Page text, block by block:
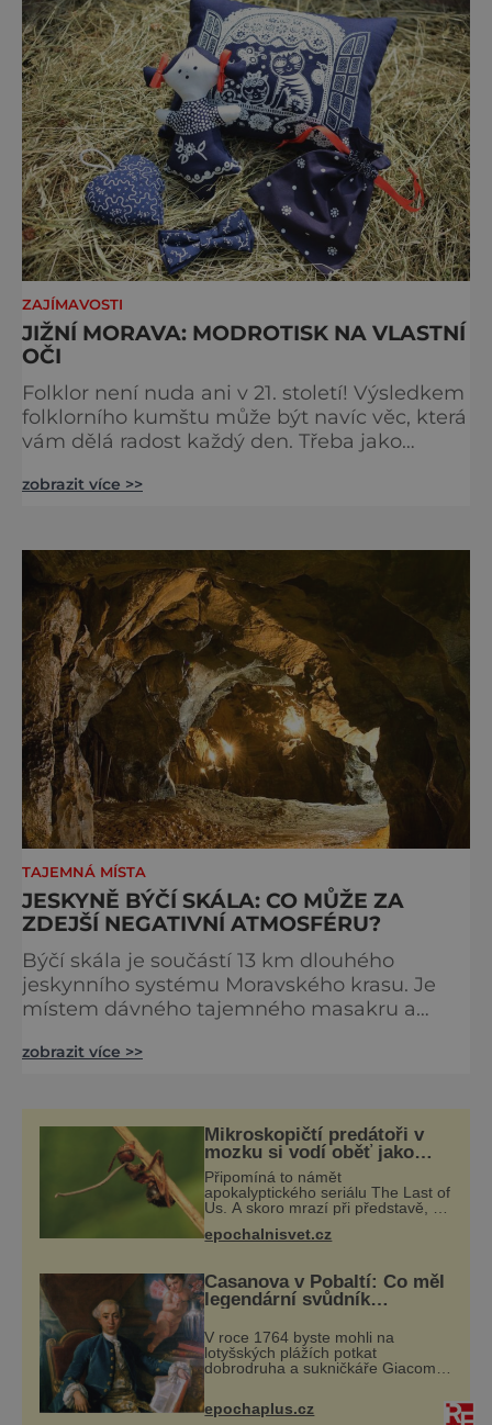
du
ZAJÍMAVOSTI
JIŽNÍ MORAVA: MODROTISK NA VLASTNÍ
OČI
Folklor není nuda ani v 21. století! Výsledkem
folklorního kumštu může být navíc věc, která
vám dělá radost každý den. Třeba jako
Moravu… Modrotisk je tradiční technika
prastarou technikou vyrábí. Na Moravě stále
existují původní rodinné dílny, kde si ji
můžete zkusit.
zobrazit více >>
TAJEMNÁ MÍSTA
JESKYNĚ BÝČÍ SKÁLA: CO MŮŽE ZA
ZDEJŠÍ NEGATIVNÍ ATMOSFÉRU?
Býčí skála je součástí 13 km dlouhého
jeskynního systému Moravského krasu. Je
místem dávného tajemného masakru a
přírodě poblíž Křtinského potoka se nachází
po krvavém řádění, které pamatuje hluboká
i nedávná historie. Na místě zřejmě
docházelo k nesmírně krutým událostem.
Prudk
zobrazit více >>
Mikroskopičtí predátoři v
mozku si vodí oběť jako
loutku
Připomíná to námět
apokalyptického seriálu The Last of
Us. A skoro mrazí při představě, že
běžně – s tím rozdílem, že nejde
epochalnisvet.cz
Casanova v Pobaltí: Co měl
legendární svůdník
zednáři?
V roce 1764 byste mohli na
lotyšských plážích potkat
dobrodruha a sukničkáře Giacoma
výletem, ale ryze pracovní cestou
epochaplus.cz